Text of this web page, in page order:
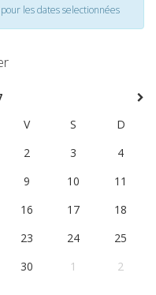
les dates selectionnées
V S
D
2 3
4
9 10
11
16 17
18
23 24
25
30 1 2